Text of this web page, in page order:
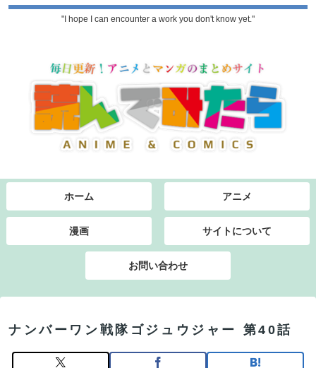
"I hope I can encounter a work you don't know yet."
ホーム アニメ
漫画 サイトについて
お問い合わせ
ナンバーワン戦隊ゴジュウジャー 第40話